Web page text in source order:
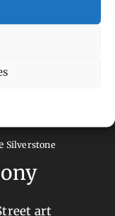
Journées
E-M5
Silverstone
art